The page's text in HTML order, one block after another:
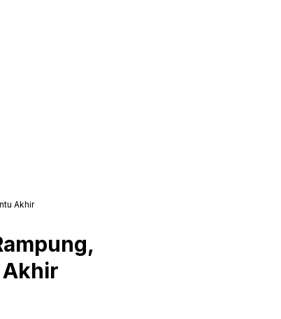
Akhir
Akhir